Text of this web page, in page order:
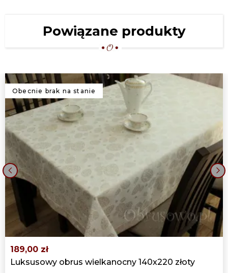
Powiązane produkty
Obecnie brak na stanie
189,00 zł
Luksusowy obrus wielkanocny 140x220 złoty
‹ ›